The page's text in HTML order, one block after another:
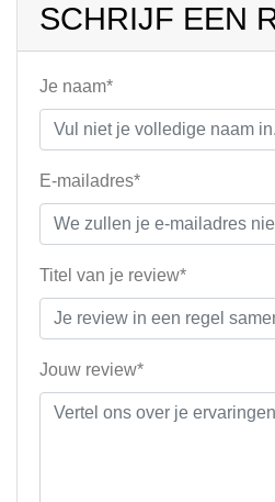
SCHRIJF EEN
Je naam*
E-mailadres*
Titel van je review*
Jouw review*